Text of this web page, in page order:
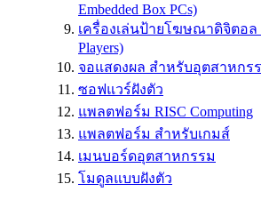
Embedded Box PCs)
เครื่องเล่นป้ายโฆษณาดิจิตอล
Players)
จอแสดงผล สำหรับอุตสาหกร
ซอฟแวร์ฝังตัว
แพลตฟอร์ม RISC Computing
แพลตฟอร์ม สำหรับเกมส์
เมนบอร์ดอุตสาหกรรม
โมดูลแบบฝังตัว